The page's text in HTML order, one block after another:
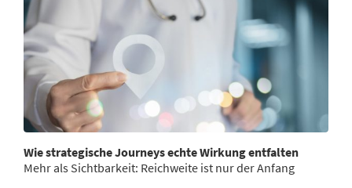
Wie strategische Journeys echte Wirkung entfalten
Mehr als Sichtbarkeit: Reichweite ist nur der Anfang